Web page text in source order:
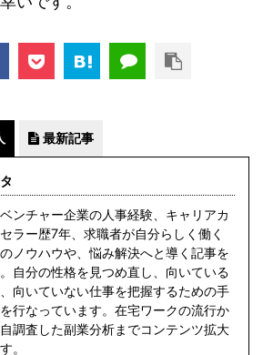
最新記事
ンチャー企業の人事経験、キャリアカ
ラー歴7年、求職者が自分らしく働く
ノウハウや、悩み解決へと導く記事を
自分の性格を見つめ直し、向いている
向いていない仕事を把握するための手
行なっています。在宅ワークの流行か
調査した副業分析までコンテンツ拡大
。